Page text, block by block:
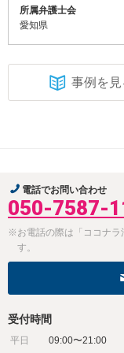
所属弁護士会
愛知県
事例を見
電話でお問い合わせ
050-7587-
※お電話の際は「ココナラ
す。
受付時間
平日
09:00〜21:00